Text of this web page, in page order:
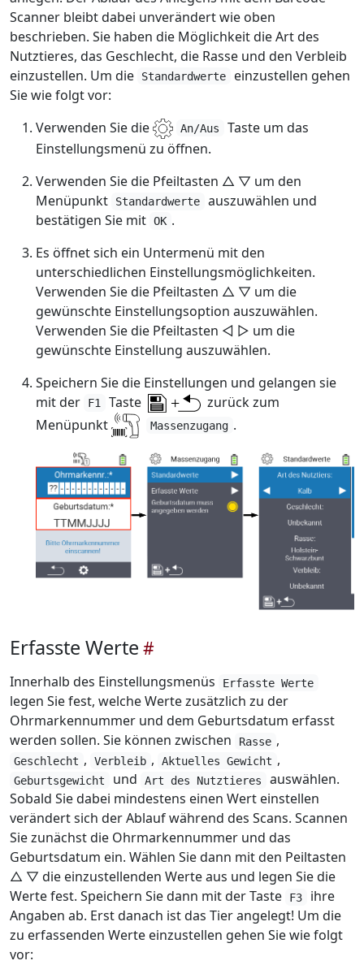
Scanner bleibt dabei unverändert wie oben
beschrieben. Sie haben die Möglichkeit die Art des
Nutztieres, das Geschlecht, die Rasse und den Verbleib
einzustellen. Um die
Standardwerte
einzustellen gehen
Sie wie folgt vor:
Verwenden Sie die
An/Aus
Taste um das
Einstellungsmenü zu öffnen.
Verwenden Sie die Pfeiltasten △ ▽ um den
Menüpunkt
Standardwerte
auszuwählen und
bestätigen Sie mit OK .
Es öffnet sich ein Untermenü mit den
unterschiedlichen Einstellungsmöglichkeiten.
Verwenden Sie die Pfeiltasten △ ▽ um die
gewünschte Einstellungsoption auszuwählen.
Verwenden Sie die Pfeiltasten ◁ ▷ um die
gewünschte Einstellung auszuwählen.
Speichern Sie die Einstellungen und gelangen sie
mit der
F1 Taste
zurück zum
Menüpunkt
Massenzugang .
Erfasste Werte
Innerhalb des Einstellungsmenüs Erfasste Werte
legen Sie fest, welche Werte zusätzlich zu der
Ohrmarkennummer und dem Geburtsdatum erfasst
werden sollen. Sie können zwischen
Rasse ,
Geschlecht , Verbleib , Aktuelles Gewicht ,
Geburtsgewicht und Art des Nutztieres
auswählen.
Sobald Sie dabei mindestens einen Wert einstellen
verändert sich der Ablauf während des Scans. Scannen
Sie zunächst die Ohrmarkennummer und das
Geburtsdatum ein. Wählen Sie dann mit den Peiltasten
△ ▽ die einzustellenden Werte aus und legen Sie die
Werte fest. Speichern Sie dann mit der Taste
F3
ihre
Angaben ab. Erst danach ist das Tier angelegt! Um die
zu erfassenden Werte einzustellen gehen Sie wie folgt
vor: